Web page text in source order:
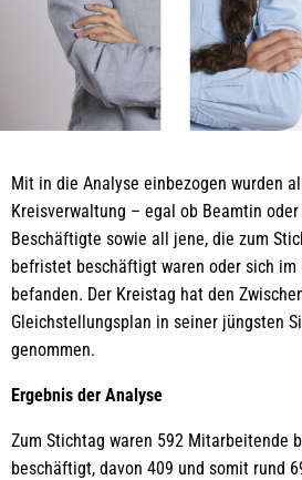
Mit in die Analyse einbezogen wurden
Kreisverwaltung – egal ob Beamtin
Beschäftigte sowie all jene, die zum
befristet beschäftigt waren oder sich im
befanden. Der Kreistag hat den
Gleichstellungsplan in seiner jüngsten
genommen.
Ergebnis der Analyse
Zum Stichtag waren 592 Mitarbeitende
beschäftigt, davon 409 und somit rund